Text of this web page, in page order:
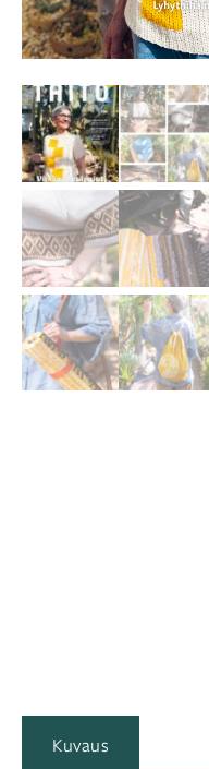
Kuvaus